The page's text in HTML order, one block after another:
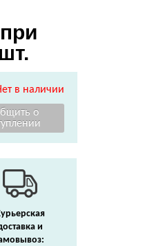
в наличии
и